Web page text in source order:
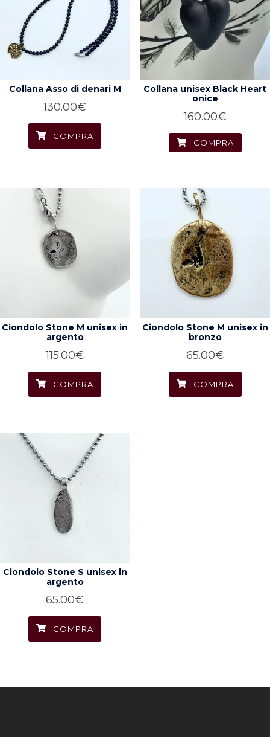
Collana Asso di denari M
130.00€
COMPRA
Collana unisex Black Heart
onice
160.00€
COMPRA
Ciondolo Stone M unisex in
argento
115.00€
COMPRA
Ciondolo Stone M unisex in
bronzo
65.00€
COMPRA
Ciondolo Stone S unisex in
argento
65.00€
COMPRA